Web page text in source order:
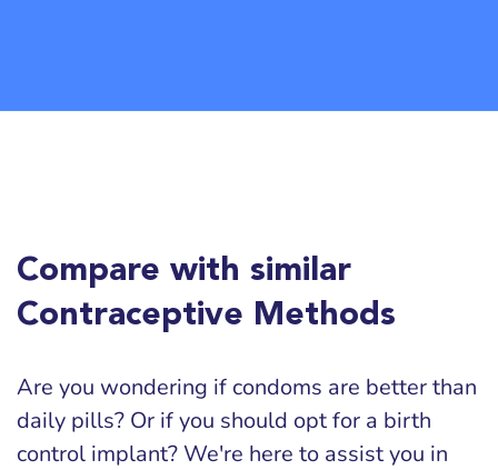
Compare with similar
Contraceptive Methods
Are you wondering if condoms are better than
daily pills? Or if you should opt for a birth
control implant? We're here to assist you in